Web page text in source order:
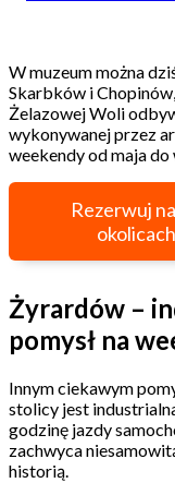
W muzeum można
Skarbków i
Żelazowej Woli
wykonywanej przez
weekendy od maja do
Rezerwuj
Żyrardów –
pomysł na
Innym ciekawym
stolicy jest
godzinę jazdy
zachwyca
historią.